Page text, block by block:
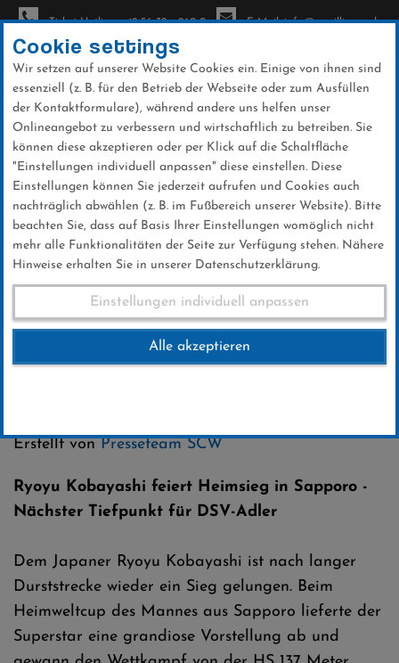
Direkt
zum
Inhalt
Ticket-Hotline: +49 56 32 - 960-0 E-Mail: info@sc-willingen.de
News
FIS Skisprung Weltcup
Sapporo
Erstellt vonPresseteam SCW
Ryoyu Kobayashi feiert Heimsieg in Sapporo -
Nächster Tiefpunkt für DSV-Adler
Dem Japaner Ryoyu Kobayashi ist nach langer
Durststrecke wieder ein Sieg gelungen. Beim
Heimweltcup des Mannes aus Sapporo lieferte der
Superstar eine grandiose Vorstellung ab und
Cookie settings
Wir setzen auf unserer Website Cookies ein. Einige von ihnen sind
essenziell (z. B. für den Betrieb der Webseite oder zum Ausfüllen
der Kontaktformulare), während andere uns helfen unser
Onlineangebot zu verbessern und wirtschaftlich zu betreiben. Sie
können diese akzeptieren oder per Klick auf die Schaltfläche
"Einstellungen individuell anpassen" diese einstellen. Diese
Einstellungen können Sie jederzeit aufrufen und Cookies auch
nachträglich abwählen (z. B. im Fußbereich unserer Website). Bitte
beachten Sie, dass auf Basis Ihrer Einstellungen womöglich nicht
mehr alle Funktionalitäten der Seite zur Verfügung stehen. Nähere
Hinweise erhalten Sie in unserer Datenschutzerklärung.
Einstellungen individuell anpassen
Alle akzeptieren